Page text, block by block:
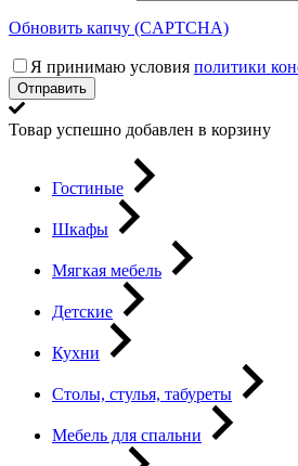
Обновить капчу (CAPTCHA)
Я принимаю условия политики
Отправить
Товар успешно добавлен в корзину
Гостиные
Шкафы
Мягкая мебель
Детские
Кухни
Столы, стулья, табуреты
Мебель для спальни